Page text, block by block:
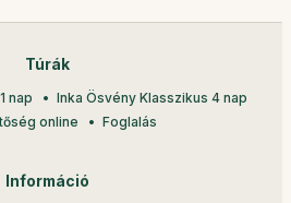
Túrák
nap
Inka Ösvény Klasszikus 4 nap
online
Foglalás
Információ